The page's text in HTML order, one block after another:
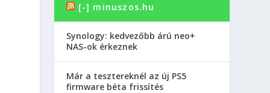
[-] minuszos.hu
Synology: kedvezőbb árú neo+
NAS-ok érkeznek
Már a tesztereknél az új PS5
firmware béta frissítés